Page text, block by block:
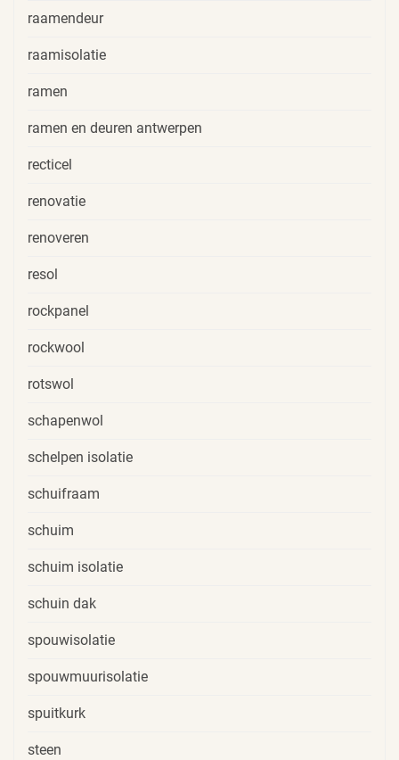
raamendeur
raamisolatie
ramen
ramen en deuren antwerpen
recticel
renovatie
renoveren
resol
rockpanel
rockwool
rotswol
schapenwol
schelpen isolatie
schuifraam
schuim
schuim isolatie
schuin dak
spouwisolatie
spouwmuurisolatie
spuitkurk
steen